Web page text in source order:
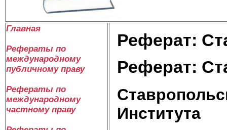
Главная
Рефераты по
международному
публичному праву
Рефераты по
международному
частному праву
Реферат:
Реферат:
Института